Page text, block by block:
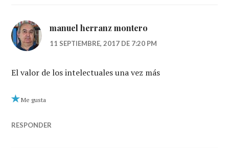
manuel herranz montero
11 SEPTIEMBRE, 2017 DE 7:20 PM
El valor de los intelectuales una vez más
Me gusta
RESPONDER